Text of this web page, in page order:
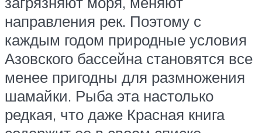
направления рек. Поэтому с
каждым годом природные условия
Азовского бассейна становятся все
менее пригодны для размножения
шамайки. Рыба эта настолько
редкая, что даже Красная книга